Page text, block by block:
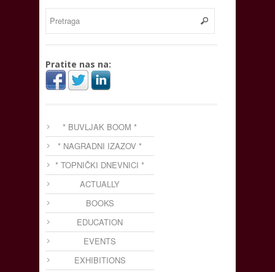
Pratite nas na:
* BUVLJAK BOOM *
* NAGRADNI IZAZOV *
* TOPNIČKI DNEVNICI *
ACTUALLY
BOOKS
EDUCATION
EVENTS
EXHIBITIONS